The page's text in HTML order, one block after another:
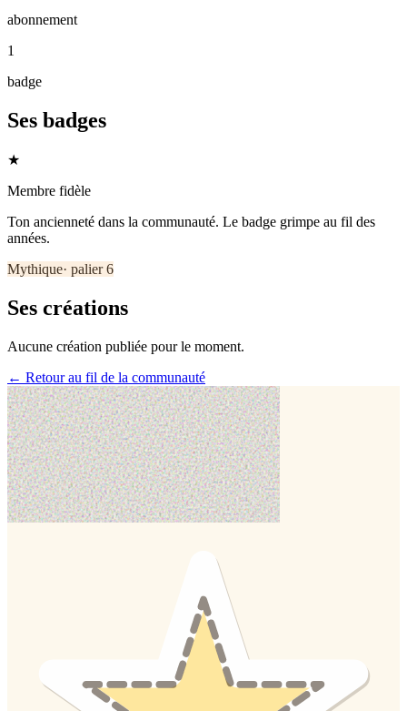
abonnement
1
badge
Ses badges
★
Membre fidèle
Ton ancienneté dans la communauté. Le badge grimpe au fil des
années.
Mythique· palier6
Ses créations
Aucune création publiée pour le moment.
← Retour au fil de la communauté